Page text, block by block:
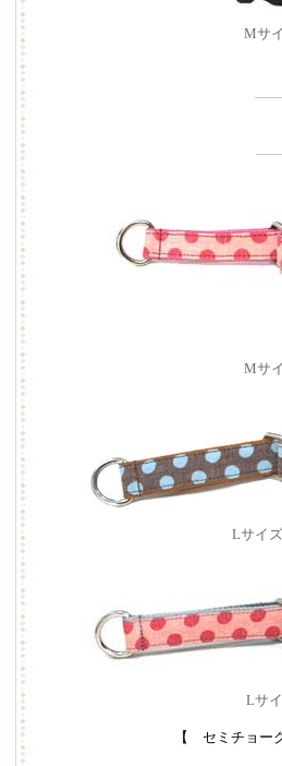
Mサ
Mサ
Lサイ
Lサ
【 セミチョー